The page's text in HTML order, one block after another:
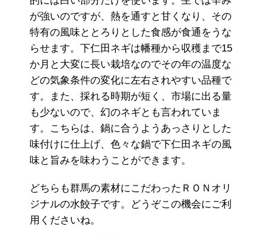
が強いのですが、熱を通すと甘くなり、その
特有の風味ととろりとした食感が食通をうな
らせます。下仁田ネギは幡種から収穫まで15
か月と大変に長い栽培なのでその年の温度な
どの気象条件の変化に左右されやすい品種で
す。また、採れる時期が短く、市場に出る量
も少ないので、幻のネギとも言われていま
す。こちらは、鍋に合うようあっさりとした
味付けに仕上げ、色々な鍋で下仁田ネギの風
味と旨みを味わうことができます。
どちらも群馬の素材にこだわったＲＯＮオリ
ジナルの水餃子です。どうぞこの機会にご利
用くださいね。